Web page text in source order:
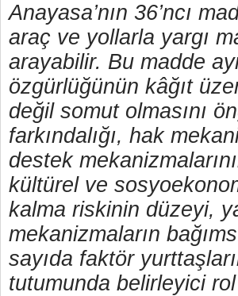
Anayasa’nın 36’ncı
araç ve yollarla yargı
arayabilir. Bu madde
özgürlüğünün kâğıt
değil somut olmasını
farkındalığı, hak
destek
kültürel ve
kalma riskinin düzeyi,
mekanizmaların
sayıda faktör
tutumunda belirleyici